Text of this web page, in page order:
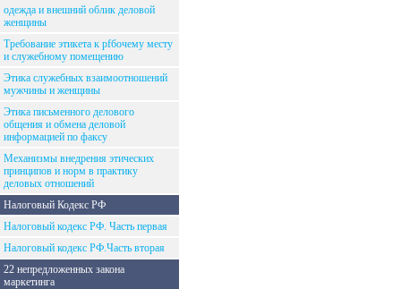
одежда и внешний облик деловой
женщины
Требование этикета к рfбочему месту
и служебному помещению
Этика служебных взаимоотношений
мужчины и женщины
Этика письменного делового
общения и обмена деловой
информацией по факсу
Механизмы внедрения этических
принципов и норм в практику
деловых отношений
Налоговый Кодекс РФ
Налоговый кодекс РФ. Часть первая
Налоговый кодекс РФ.Часть вторая
22 непредложенных закона
маркетинга